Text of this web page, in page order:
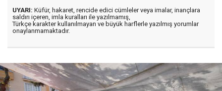
UYARI: Küfür, hakaret, rencide edici cümleler veya imalar, inançlara
saldırı içeren, imla kuralları ile yazılmamış,
Türkçe karakter kullanılmayan ve büyük harflerle yazılmış yorumlar
onaylanmamaktadır.